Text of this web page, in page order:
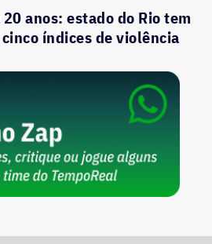
anos: estado do Rio tem
índices de violência